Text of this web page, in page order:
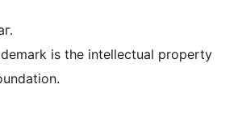
is the intellectual property